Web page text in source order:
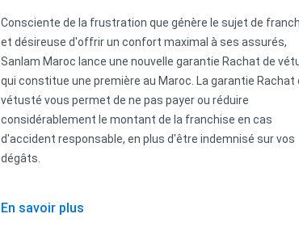
Consciente de la frustration que génère le sujet de
et désireuse d'offrir un confort maximal à ses assurés,
Sanlam Maroc lance une nouvelle garantie Rachat de
qui constitue une première au Maroc. La garantie Rachat
vétusté vous permet de ne pas payer ou réduire
considérablement le montant de la franchise en cas
d'accident responsable, en plus d'être indemnisé sur vos
dégâts.
En savoir plus